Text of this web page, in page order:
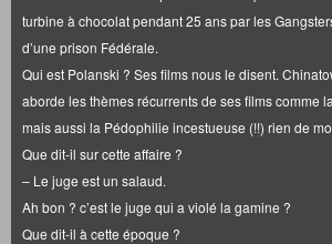
turbine à chocolat pendant 25 ans par les
d’une prison Fédérale.
Qui est Polanski ? Ses films nous le disent.
aborde les thèmes récurrents de ses films comme
mais aussi la Pédophilie incestueuse (!!) rien de
Que dit-il sur cette affaire ?
– Le juge est un salaud.
Ah bon ? c’est le juge qui a violé la gamine ?
Que dit-il à cette époque ?